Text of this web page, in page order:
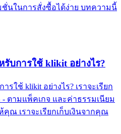
นในการสั่งซื้อได้ง่าย บทความนี้
รับการใช้ klikit อย่างไร?
รใช้ klikit อย่างไร? เราจะเรียก
ตามแพ็คเกจ และค่าธรรมเนียม
คุณ เราจะเรียกเก็บเงินจากคุณ